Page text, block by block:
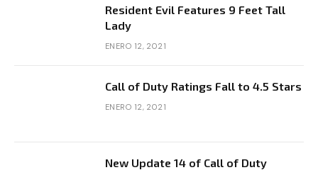
Resident Evil Features 9 Feet Tall
Lady
ENERO 12, 2021
Call of Duty Ratings Fall to 4.5 Stars
ENERO 12, 2021
New Update 14 of Call of Duty